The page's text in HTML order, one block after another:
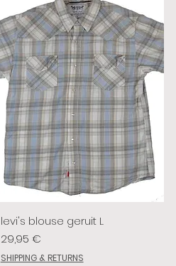
levi's blouse geruit L
Prix
29,95 €
SHIPPING & RETURNS